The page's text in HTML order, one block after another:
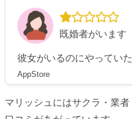
既婚者がいます
彼女がいるのにやってい
AppStore
マリッシュにはサクラ・業